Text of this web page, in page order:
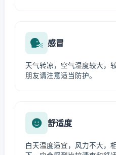
感冒
天气转凉，空气湿度较大，
朋友请注意适当防护。
舒适度
白天温度适宜，风力不大，